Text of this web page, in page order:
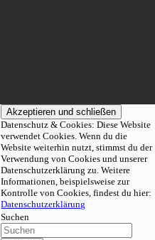
Datenschutz & Cookies: Diese Website
verwendet Cookies. Wenn du die
Website weiterhin nutzt, stimmst du der
Verwendung von Cookies und unserer
Datenschutzerklärung zu. Weitere
Informationen, beispielsweise zur
Kontrolle von Cookies, findest du hier:
Datenschutzerklärung
Suchen